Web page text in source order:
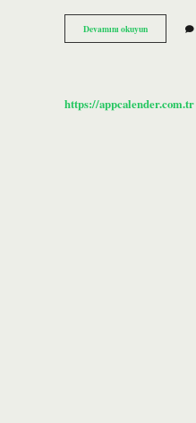
Devamını okuyunKazasker
Kime
https://appcalender.com.tr